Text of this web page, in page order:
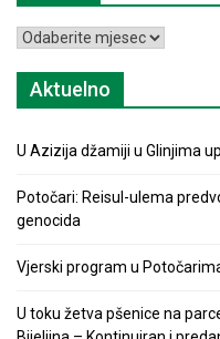
Arhiva
Aktuelno
U Azizija džamiji u Glinjima
Potočari: Reisul-ulema
genocida
Vjerski program u
U toku žetva pšenice na